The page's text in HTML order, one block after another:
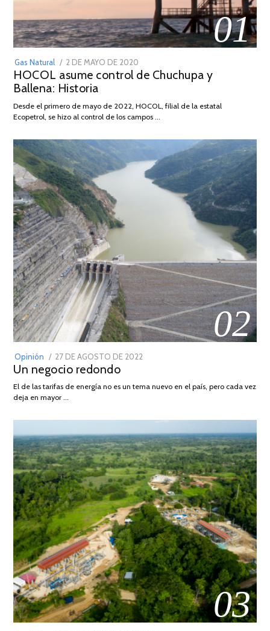
01
Gas Natural
POSTED
ON
2 DE MAYO DE 2020
DE
2026
HOCOL asume control de Chuchupa y
Ballena: Historia
Desde el primero de mayo de 2022, HOCOL, filial de la estatal
Ecopetrol, se hizo al control de los campos …
02
Opinión
POSTED
ON
27 DE AGOSTO DE 2022
DE
Un negocio redondo
El de las tarifas de energía no es un tema nuevo en el país, pero cada vez
deja en mayor …
03